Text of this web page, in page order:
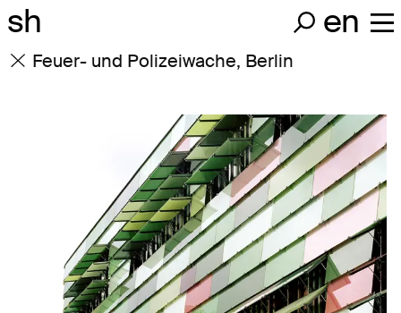
sh en
Feuer- und Polizeiwache, Berlin